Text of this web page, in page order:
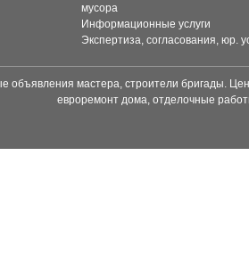
мусора
Информационные услуги
Экспертиза, согласования, юр.
объявления мастера, строители бригады.
евроремонт дома, отделочные